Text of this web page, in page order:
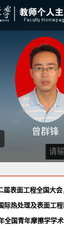
曾群锋
届表面工程全国大会
际热处理及表面工
全国青年摩擦学学